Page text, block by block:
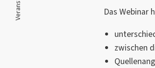
Das Webinar
zwischen